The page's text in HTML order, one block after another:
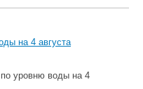
на 4 августа
уровню воды на 4